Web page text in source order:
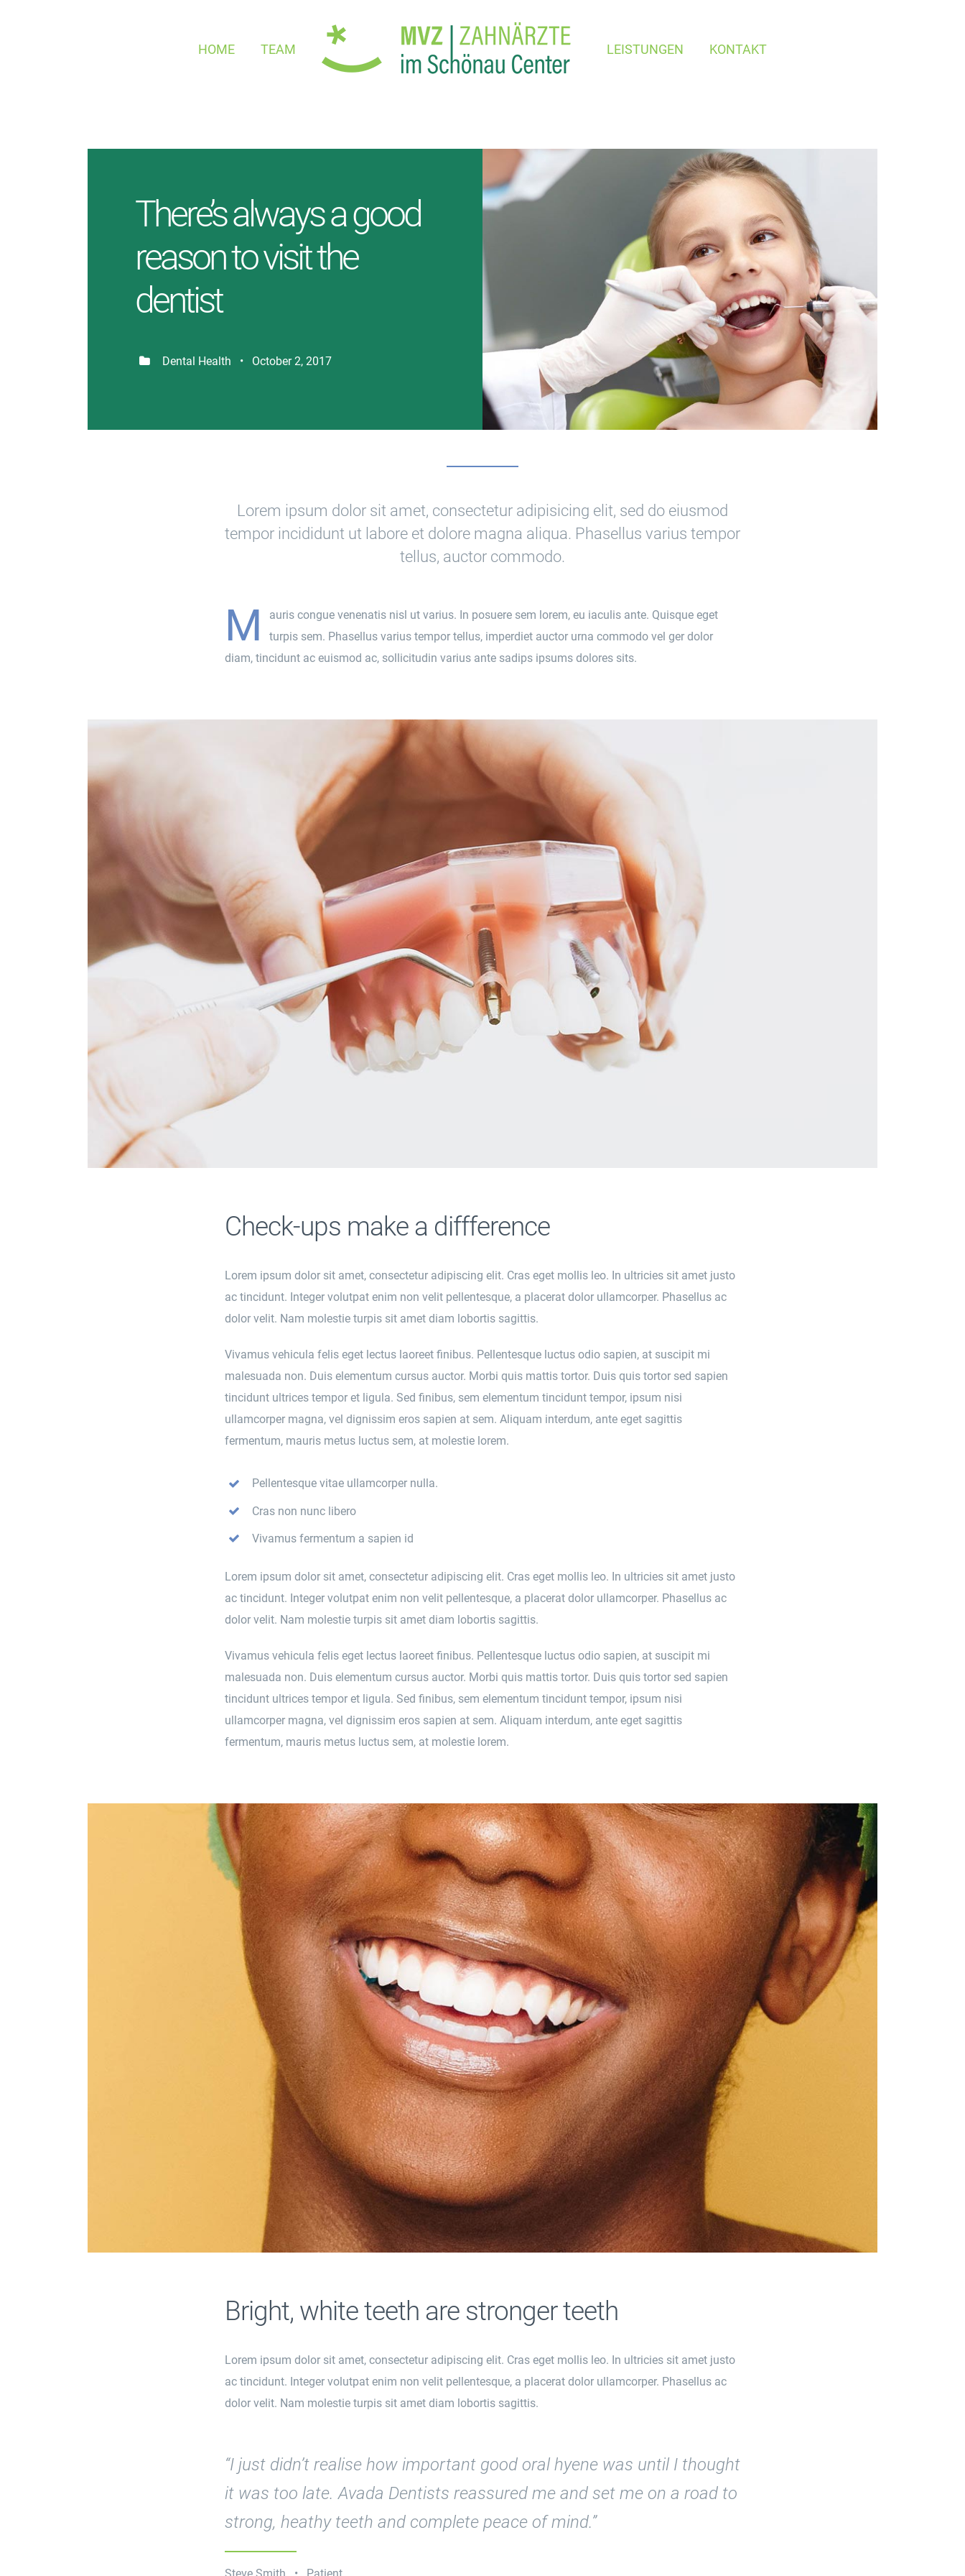
HOME TEAM LEISTUNGEN KONTAKT
There’s always a good
reason to visit the
dentist
Dental Health • October 2, 2017
Lorem ipsum dolor sit amet, consectetur adipisicing elit, sed do eiusmod
tempor incididunt ut labore et dolore magna aliqua. Phasellus varius tempor
tellus, auctor commodo.
M
auris congue venenatis nisl ut varius. In posuere sem lorem, eu iaculis ante. Quisque eget
turpis sem. Phasellus varius tempor tellus, imperdiet auctor urna commodo vel ger dolor
diam, tincidunt ac euismod ac, sollicitudin varius ante sadips ipsums dolores sits.
Check-ups make a diffference
Lorem ipsum dolor sit amet, consectetur adipiscing elit. Cras eget mollis leo. In ultricies sit amet justo
ac tincidunt. Integer volutpat enim non velit pellentesque, a placerat dolor ullamcorper. Phasellus ac
dolor velit. Nam molestie turpis sit amet diam lobortis sagittis.
Vivamus vehicula felis eget lectus laoreet finibus. Pellentesque luctus odio sapien, at suscipit mi
malesuada non. Duis elementum cursus auctor. Morbi quis mattis tortor. Duis quis tortor sed sapien
tincidunt ultrices tempor et ligula. Sed finibus, sem elementum tincidunt tempor, ipsum nisi
ullamcorper magna, vel dignissim eros sapien at sem. Aliquam interdum, ante eget sagittis
fermentum, mauris metus luctus sem, at molestie lorem.
Pellentesque vitae ullamcorper nulla.
Cras non nunc libero
Vivamus fermentum a sapien id
Lorem ipsum dolor sit amet, consectetur adipiscing elit. Cras eget mollis leo. In ultricies sit amet justo
ac tincidunt. Integer volutpat enim non velit pellentesque, a placerat dolor ullamcorper. Phasellus ac
dolor velit. Nam molestie turpis sit amet diam lobortis sagittis.
Vivamus vehicula felis eget lectus laoreet finibus. Pellentesque luctus odio sapien, at suscipit mi
malesuada non. Duis elementum cursus auctor. Morbi quis mattis tortor. Duis quis tortor sed sapien
tincidunt ultrices tempor et ligula. Sed finibus, sem elementum tincidunt tempor, ipsum nisi
ullamcorper magna, vel dignissim eros sapien at sem. Aliquam interdum, ante eget sagittis
fermentum, mauris metus luctus sem, at molestie lorem.
Bright, white teeth are stronger teeth
Lorem ipsum dolor sit amet, consectetur adipiscing elit. Cras eget mollis leo. In ultricies sit amet justo
ac tincidunt. Integer volutpat enim non velit pellentesque, a placerat dolor ullamcorper. Phasellus ac
dolor velit. Nam molestie turpis sit amet diam lobortis sagittis.
“I just didn’t realise how important good oral hyene was until I thought
it was too late. Avada Dentists reassured me and set me on a road to
strong, heathy teeth and complete peace of mind.”